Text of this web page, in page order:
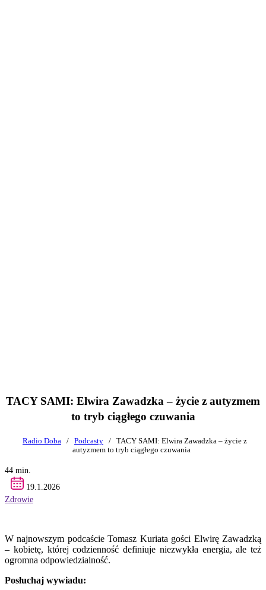
TACY SAMI: Elwira Zawadzka – życie z autyzmem
to tryb ciągłego czuwania
Radio Doba / Podcasty /
TACY SAMI: Elwira Zawadzka – życie z
autyzmem to tryb ciągłego czuwania
44 min.
19.1.2026
Zdrowie
W najnowszym podcaście Tomasz Kuriata gości Elwirę Zawadzką
– kobietę, której codzienność definiuje niezwykła energia, ale też
ogromna odpowiedzialność.
Posłuchaj wywiadu: